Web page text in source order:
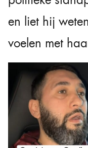
en liet hij
voelen met